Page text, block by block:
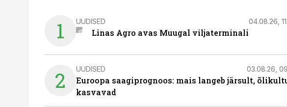
1 UUDISED 04.08.26,
Linas Agro avas Muugal viljaterminali
2 UUDISED 03.08.26,
Euroopa saagiprognoos: mais langeb järsult,
kasvavad